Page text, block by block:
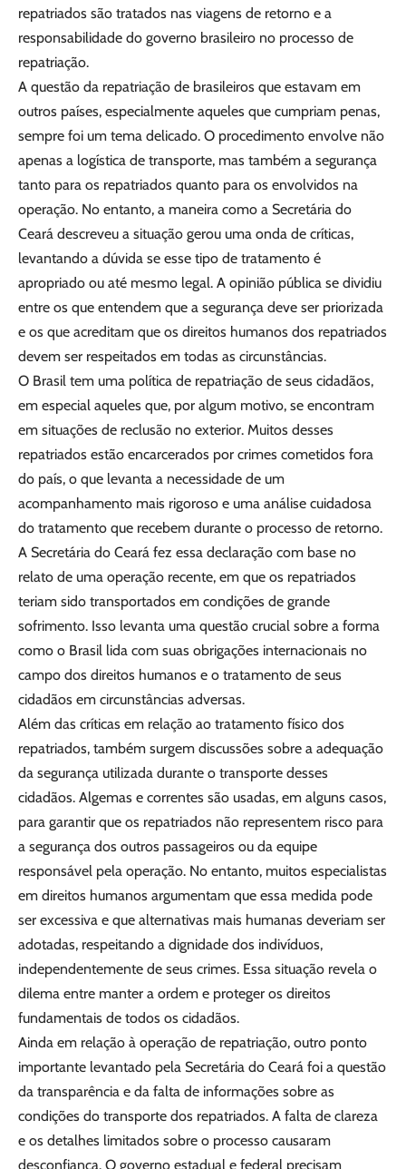
repatriados são tratados nas viagens de retorno e a
responsabilidade do governo brasileiro no processo de
repatriação.
A questão da repatriação de brasileiros que estavam em
outros países, especialmente aqueles que cumpriam penas,
sempre foi um tema delicado. O procedimento envolve não
apenas a logística de transporte, mas também a segurança
tanto para os repatriados quanto para os envolvidos na
operação. No entanto, a maneira como a Secretária do
Ceará descreveu a situação gerou uma onda de críticas,
levantando a dúvida se esse tipo de tratamento é
apropriado ou até mesmo legal. A opinião pública se dividiu
entre os que entendem que a segurança deve ser priorizada
e os que acreditam que os direitos humanos dos repatriados
devem ser respeitados em todas as circunstâncias.
O Brasil tem uma política de repatriação de seus cidadãos,
em especial aqueles que, por algum motivo, se encontram
em situações de reclusão no exterior. Muitos desses
repatriados estão encarcerados por crimes cometidos fora
do país, o que levanta a necessidade de um
acompanhamento mais rigoroso e uma análise cuidadosa
do tratamento que recebem durante o processo de retorno.
A Secretária do Ceará fez essa declaração com base no
relato de uma operação recente, em que os repatriados
teriam sido transportados em condições de grande
sofrimento. Isso levanta uma questão crucial sobre a forma
como o Brasil lida com suas obrigações internacionais no
campo dos direitos humanos e o tratamento de seus
cidadãos em circunstâncias adversas.
Além das críticas em relação ao tratamento físico dos
repatriados, também surgem discussões sobre a adequação
da segurança utilizada durante o transporte desses
cidadãos. Algemas e correntes são usadas, em alguns casos,
para garantir que os repatriados não representem risco para
a segurança dos outros passageiros ou da equipe
responsável pela operação. No entanto, muitos especialistas
em direitos humanos argumentam que essa medida pode
ser excessiva e que alternativas mais humanas deveriam ser
adotadas, respeitando a dignidade dos indivíduos,
independentemente de seus crimes. Essa situação revela o
dilema entre manter a ordem e proteger os direitos
fundamentais de todos os cidadãos.
Ainda em relação à operação de repatriação, outro ponto
importante levantado pela Secretária do Ceará foi a questão
da transparência e da falta de informações sobre as
condições do transporte dos repatriados. A falta de clareza
e os detalhes limitados sobre o processo causaram
desconfiança. O governo estadual e federal precisam